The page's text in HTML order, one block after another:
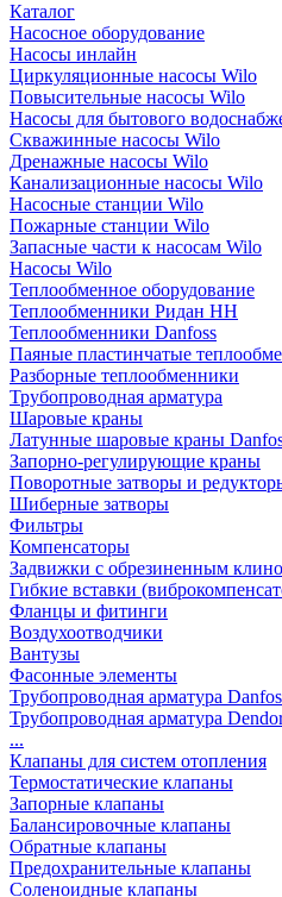
Каталог
Насосное оборудование
Насосы инлайн
Циркуляционные насосы Wilo
Повысительные насосы Wilo
Насосы для бытового
Скважинные насосы Wilo
Дренажные насосы Wilo
Канализационные насосы Wilo
Насосные станции Wilo
Пожарные станции Wilo
Запасные части к насосам Wilo
Насосы Wilo
Теплообменное оборудование
Теплообменники Ридан НН
Теплообменники Danfoss
Паяные пластинчатые
Разборные теплообменники
Трубопроводная арматура
Шаровые краны
Латунные шаровые краны
Запорно-регулирующие краны
Поворотные затворы и
Шиберные затворы
Фильтры
Компенсаторы
Задвижки с обрезиненным
Гибкие вставки
Фланцы и фитинги
Воздухоотводчики
Вантузы
Фасонные элементы
Трубопроводная арматура
Трубопроводная арматура
...
Клапаны для систем отопления
Термостатические клапаны
Запорные клапаны
Балансировочные клапаны
Обратные клапаны
Предохранительные клапаны
Соленоидные клапаны